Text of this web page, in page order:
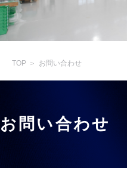
TOP ＞ お問い合わせ
お問い合わせ